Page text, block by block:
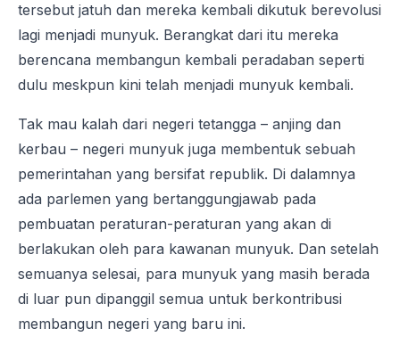
tersebut jatuh dan mereka kembali dikutuk berevolusi
lagi menjadi munyuk. Berangkat dari itu mereka
berencana membangun kembali peradaban seperti
dulu meskpun kini telah menjadi munyuk kembali.
Tak mau kalah dari negeri tetangga – anjing dan
kerbau – negeri munyuk juga membentuk sebuah
pemerintahan yang bersifat republik. Di dalamnya
ada parlemen yang bertanggungjawab pada
pembuatan peraturan-peraturan yang akan di
berlakukan oleh para kawanan munyuk. Dan setelah
semuanya selesai, para munyuk yang masih berada
di luar pun dipanggil semua untuk berkontribusi
membangun negeri yang baru ini.